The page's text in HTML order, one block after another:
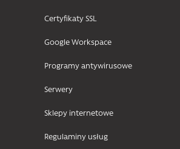
Certyfikaty SSL
Google Workspace
Programy antywirusowe
Serwery
Sklepy internetowe
Regulaminy usług